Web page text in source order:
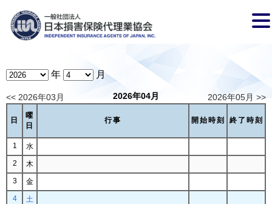
年 月
<< 2026年03月 2026年05月 >>
2026年04月
日
曜
日
行事 開始時刻 終了時刻
1
水
2
木
3
金
4
土